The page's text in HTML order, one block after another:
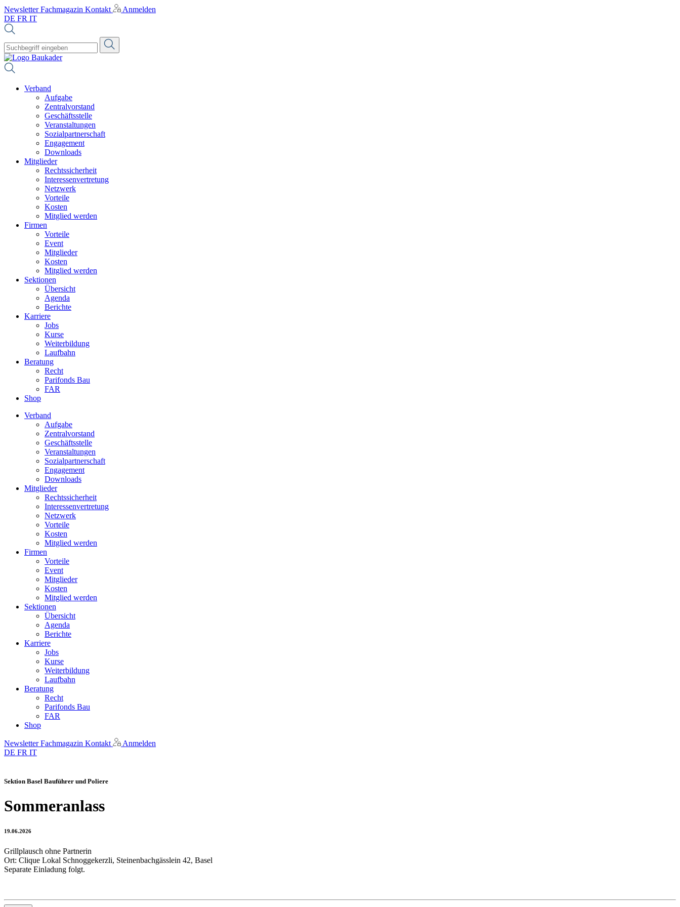
NewsletterFachmagazin Kontakt
Anmelden
DE FR IT
Verband
Aufgabe
Zentralvorstand
Geschäftsstelle
Veranstaltungen
Sozialpartnerschaft
Engagement
Downloads
Mitglieder
Rechtssicherheit
Interessenvertretung
Netzwerk
Vorteile
Kosten
Mitglied werden
Firmen
Vorteile
Event
Mitglieder
Kosten
Mitglied werden
Sektionen
Übersicht
Agenda
Berichte
Karriere
Jobs
Kurse
Weiterbildung
Laufbahn
Beratung
Recht
Parifonds Bau
FAR
Shop
Verband
Aufgabe
Zentralvorstand
Geschäftsstelle
Veranstaltungen
Sozialpartnerschaft
Engagement
Downloads
Mitglieder
Rechtssicherheit
Interessenvertretung
Netzwerk
Vorteile
Kosten
Mitglied werden
Firmen
Vorteile
Event
Mitglieder
Kosten
Mitglied werden
Sektionen
Übersicht
Agenda
Berichte
Karriere
Jobs
Kurse
Weiterbildung
Laufbahn
Beratung
Recht
Parifonds Bau
FAR
Shop
NewsletterFachmagazin Kontakt
Anmelden
DE FR IT
Sektion Basel Bauführer und Poliere
Sommeranlass
19.06.2026
Grillplausch ohne Partnerin
Ort: Clique Lokal Schnoggekerzli, Steinenbachgässlein 42, Basel
Separate Einladung folgt.